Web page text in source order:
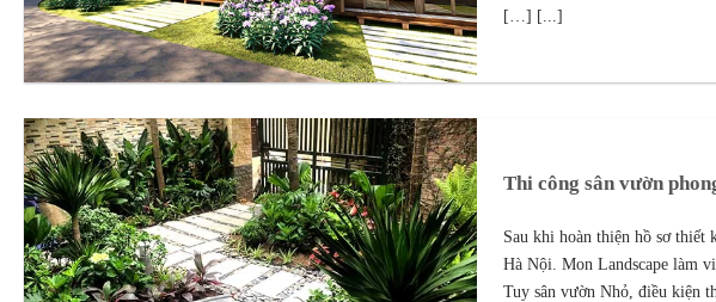
[…] [...]
Thi công sân vườn
Sau khi hoàn thiện hồ sơ thiết
Hà Nội. Mon Landscape làm
Tuy sân vườn Nhỏ, điều kiện